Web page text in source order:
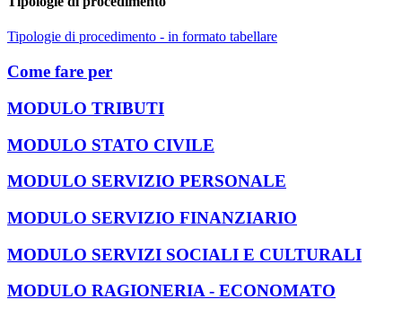
Tipologie di procedimento - in formato tabellare
Come fare per
MODULO TRIBUTI
MODULO STATO CIVILE
MODULO SERVIZIO PERSONALE
MODULO SERVIZIO FINANZIARIO
MODULO SERVIZI SOCIALI E CULTURALI
MODULO RAGIONERIA - ECONOMATO